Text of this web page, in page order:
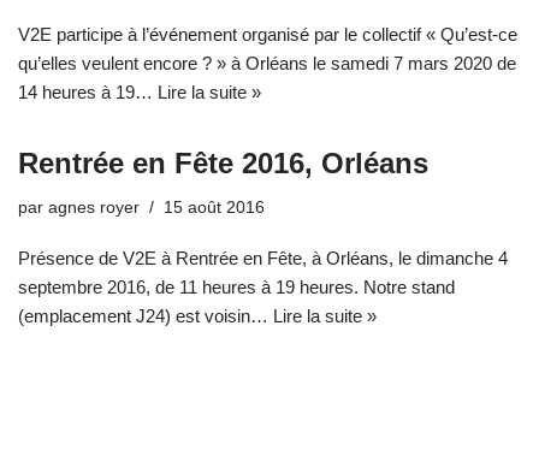
V2E participe à l’événement organisé par le collectif « Qu’est-ce
qu’elles veulent encore ? » à Orléans le samedi 7 mars 2020 de
14 heures à 19… Lire la suite »
Rentrée en Fête 2016, Orléans
par agnes royer 15 août 2016
Présence de V2E à Rentrée en Fête, à Orléans, le dimanche 4
septembre 2016, de 11 heures à 19 heures. Notre stand
(emplacement J24) est voisin… Lire la suite »